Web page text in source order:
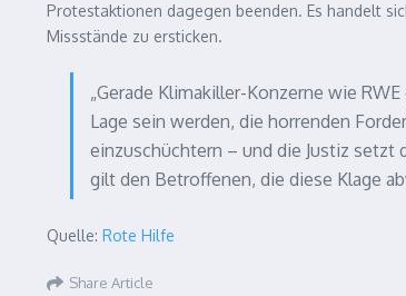
Protestaktionen dagegen beenden. Es handelt
Missstände zu ersticken.
„Gerade Klimakiller-Konzerne wie RWE
Lage sein werden, die horrenden
einzuschüchtern – und die Justiz setzt
gilt den Betroffenen, die diese Klage
Quelle: Rote Hilfe
Share Article